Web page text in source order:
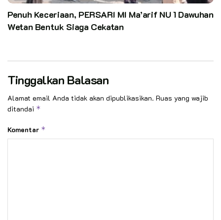
Penuh Keceriaan, PERSARI MI Ma’arif NU 1 Dawuhan
Wetan Bentuk Siaga Cekatan
Tinggalkan Balasan
Alamat email Anda tidak akan dipublikasikan. Ruas yang wajib
ditandai *
Komentar *